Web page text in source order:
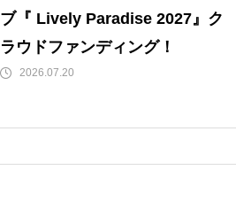
ブ『 Lively Paradise 2027』ク
ラウドファンディング！
2026.07.20